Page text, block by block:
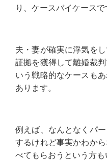
り、ケースバイケースで
夫・妻が確実に浮気を
証拠を獲得して離婚裁
いう戦略的なケースも
あります。
例えば、なんとなくパ
するけれど事実かわか
べてもらおうという方も